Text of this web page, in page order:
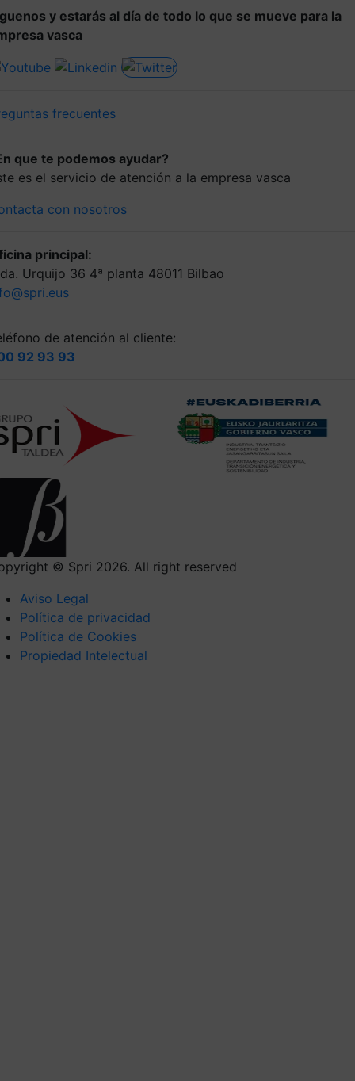
y estarás al día de todo lo que se mueve para la
vasca
frecuentes
que te podemos ayudar?
es el servicio de atención a la empresa vasca
con nosotros
principal:
Urquijo 36 4ª planta 48011 Bilbao
de atención al cliente:
92 93 93
© Spri 2026. All right reserved
Aviso Legal
Política de privacidad
Política de Cookies
Propiedad Intelectual